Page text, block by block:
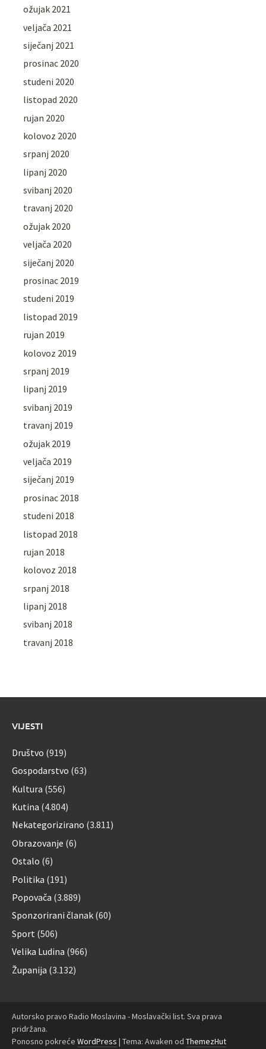
ožujak 2021
veljača 2021
siječanj 2021
prosinac 2020
studeni 2020
listopad 2020
rujan 2020
kolovoz 2020
srpanj 2020
lipanj 2020
svibanj 2020
travanj 2020
ožujak 2020
veljača 2020
siječanj 2020
prosinac 2019
studeni 2019
listopad 2019
rujan 2019
kolovoz 2019
srpanj 2019
lipanj 2019
svibanj 2019
travanj 2019
ožujak 2019
veljača 2019
siječanj 2019
prosinac 2018
studeni 2018
listopad 2018
rujan 2018
kolovoz 2018
srpanj 2018
lipanj 2018
svibanj 2018
travanj 2018
VIJESTI
Društvo (919)
Gospodarstvo (63)
Kultura (556)
Kutina (4.804)
Nekategorizirano (3.811)
Obrazovanje (6)
Ostalo (6)
Politika (191)
Popovača (3.889)
Sponzorirani članak (60)
Sport (506)
Velika Ludina (966)
Županija (3.132)
Autorsko pravo Radio Moslavina - Moslavački list. Sva prava
pridržana.
Ponosno pokreće WordPress | Tema: Awaken od ThemezHut